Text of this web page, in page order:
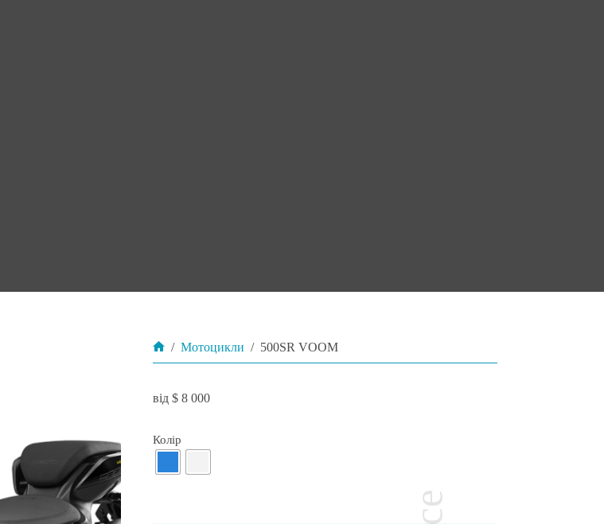
Головна
/ Мотоцикли / 500SR VOOM
$8 000
Колір